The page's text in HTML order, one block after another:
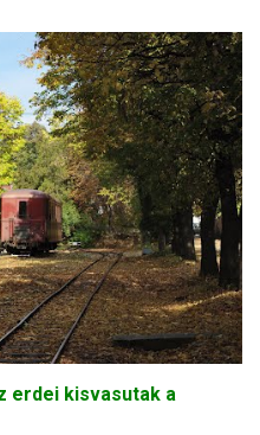
erdei kisvasutak a